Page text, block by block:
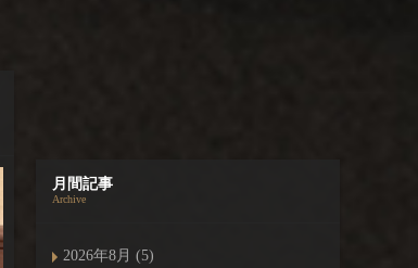
月間記事
Archive
2026年8月 (5)